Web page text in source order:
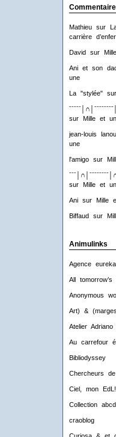
Mathieusur
carrière d’enfer
David sur
Ani et son
une
La "stylée"
sur
Mille et
jean-louis
une
l'amigosur
sur
Mille et
Anisur Mille
Biffaud sur
Animulinks
Agence eureka
All tomorrow’s
Anonymous
Art) & (marges
Atelier
Au carrefour
Bibliodyssey
Chercheurs
Ciel, mon EdL!
Collection abcd
craoblog